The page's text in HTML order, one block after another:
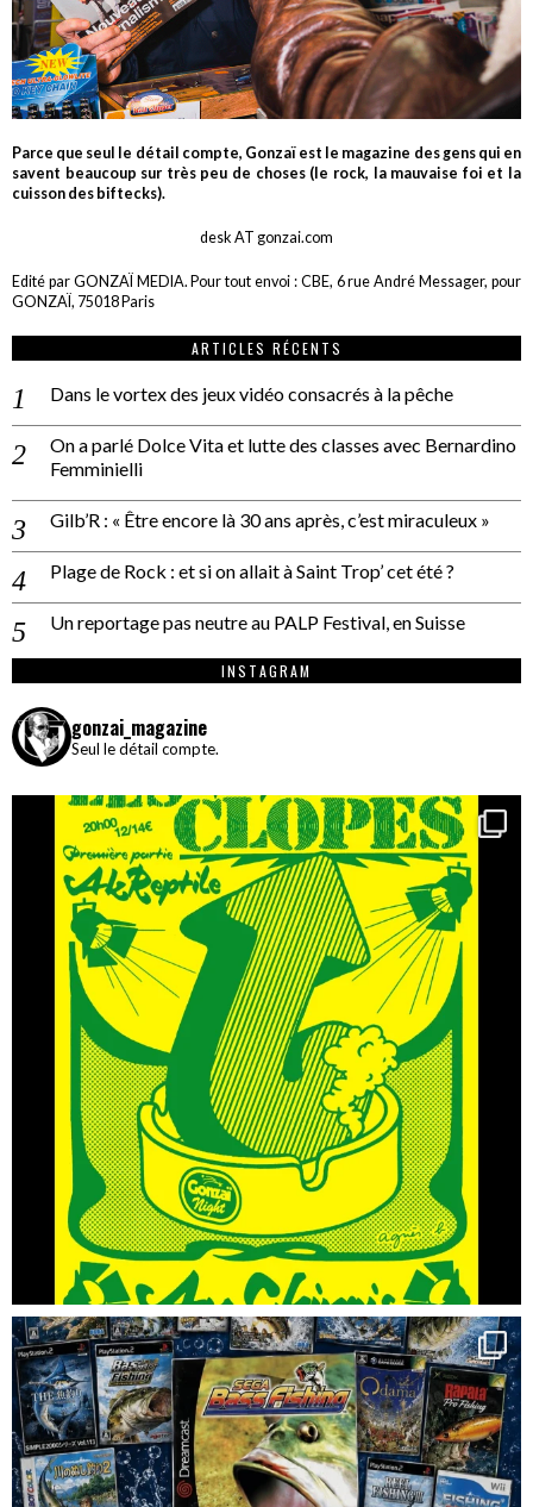
Parce que seul le détail compte, Gonzaï est le magazine des gens qui en
savent beaucoup sur très peu de choses (le rock, la mauvaise foi et la
cuisson des biftecks).
desk AT gonzai.com
Edité par GONZAÏ MEDIA. Pour tout envoi : CBE, 6 rue André Messager, pour
GONZAÏ, 75018 Paris
ARTICLES RÉCENTS
Dans le vortex des jeux vidéo consacrés à la pêche
On a parlé Dolce Vita et lutte des classes avec Bernardino
Femminielli
Gilb’R : « Être encore là 30 ans après, c’est miraculeux »
Plage de Rock : et si on allait à Saint Trop’ cet été ?
Un reportage pas neutre au PALP Festival, en Suisse
INSTAGRAM
gonzai_magazine
Seul le détail compte.